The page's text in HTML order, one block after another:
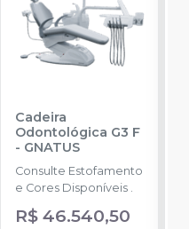
Cadeira
Odontológica G3 F
- GNATUS
Consulte Estofamento
e Cores Disponíveis .
R$ 46.540,50